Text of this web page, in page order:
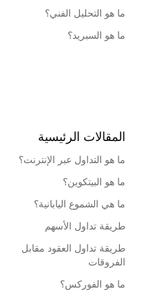
ما هو التحليل الفني؟
ما هو السبريد؟
المقالات الرئيسية
ما هو التداول عبر الإنترنت؟
ما هو البيتكوين؟
ما هي الشموع اليابانية؟
طريقة تداول الأسهم
طريقة تداول العقود مقابل
الفروقات
ما هو الفوركس؟